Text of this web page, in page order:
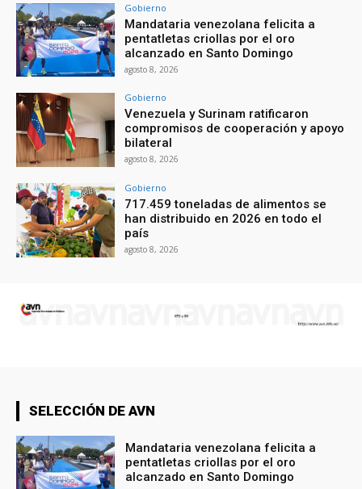
Gobierno
Mandataria venezolana felicita a
pentatletas criollas por el oro
alcanzado en Santo Domingo
agosto 8, 2026
Gobierno
Venezuela y Surinam ratificaron
compromisos de cooperación y apoyo
bilateral
agosto 8, 2026
Gobierno
717.459 toneladas de alimentos se
han distribuido en 2026 en todo el
país
agosto 8, 2026
SELECCIÓN DE AVN
Mandataria venezolana felicita a
pentatletas criollas por el oro
alcanzado en Santo Domingo